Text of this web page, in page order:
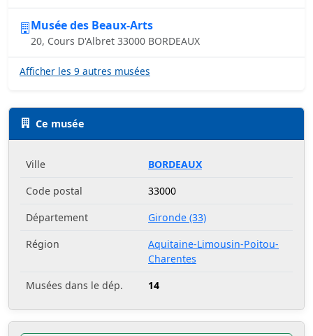
Musée des Beaux-Arts
20, Cours D'Albret 33000 BORDEAUX
Afficher les 9 autres musées
Ce musée
Ville
BORDEAUX
Code postal
33000
Département
Gironde (33)
Région
Aquitaine-Limousin-Poitou-
Charentes
Musées dans le dép.
14